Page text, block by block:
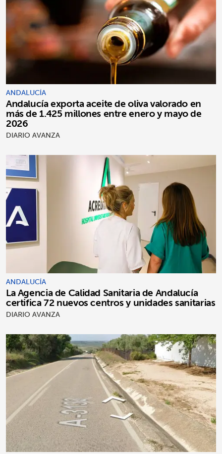
ANDALUCÍA
Andalucía exporta aceite de oliva valorado en
más de 1.425 millones entre enero y mayo de
2026
DIARIO AVANZA
ANDALUCÍA
La Agencia de Calidad Sanitaria de Andalucía
certifica 72 nuevos centros y unidades sanitarias
DIARIO AVANZA